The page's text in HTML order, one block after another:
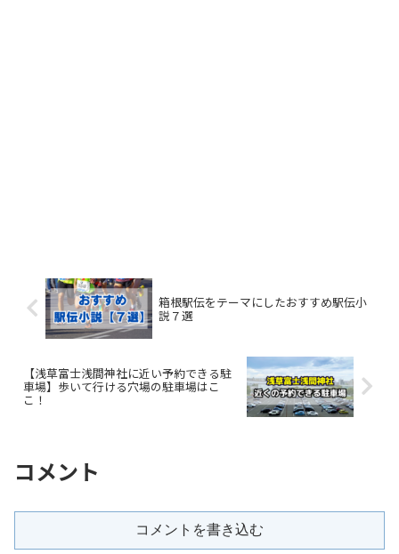
箱根駅伝をテーマにしたおすすめ駅伝小
説７選
【浅草富士浅間神社に近い予約できる駐
車場】歩いて行ける穴場の駐車場はこ
こ！
コメント
コメントを書き込む